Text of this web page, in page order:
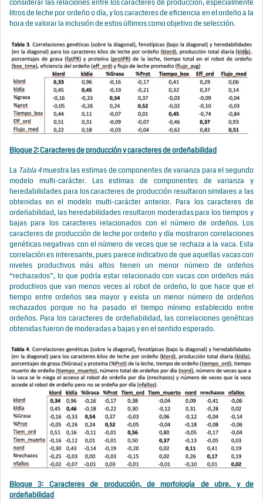
considerar las relaciones entre los caracteres de producción, especialmente
litros de leche por ordeño o día, y los caracteres de eficiencia en el ordeño a la
hora de valorar la inclusión de estos últimos como objetivo de selección.
Bloque 2: Caracteres de producción y caracteres de ordeñabilidad
La Tabla 4muestra las estimas de componentes de varianza para el segundo
modelo multi-carácter. Las estimas de componentes de varianza y
heredabilidades para los caracteres de producción resultaron similares a las
obtenidas en el modelo multi-carácter anterior. Para los caracteres de
ordeñabilidad, las heredabilidades resultaron moderadas para los tiempos y
bajas para los caracteres relacionados con el número de ordeños. Los
caracteres de producción de leche por ordeño y día mostraron correlaciones
genéticas negativas con el número de veces que se rechaza a la vaca. Esta
correlación es interesante, pues parece indicativo de que aquellas vacas con
niveles productivos más altos tienen un menor número de ordeños
“rechazados”, lo que podría estar relacionado con vacas con ordeños más
productivos que van menos veces al robot de ordeño, lo que hace que el
tiempo entre ordeños sea mayor y exista un menor número de ordeños
rechazados porque no ha pasado el tiempo mínimo establecido entre
ordeños. Para los caracteres de ordeñabilidad, las correlaciones genéticas
obtenidas fueron de moderadas a bajas y en el sentido esperado.
Bloque 3: Caracteres de producción, de morfología de ubre, y de
ordeñabilidad